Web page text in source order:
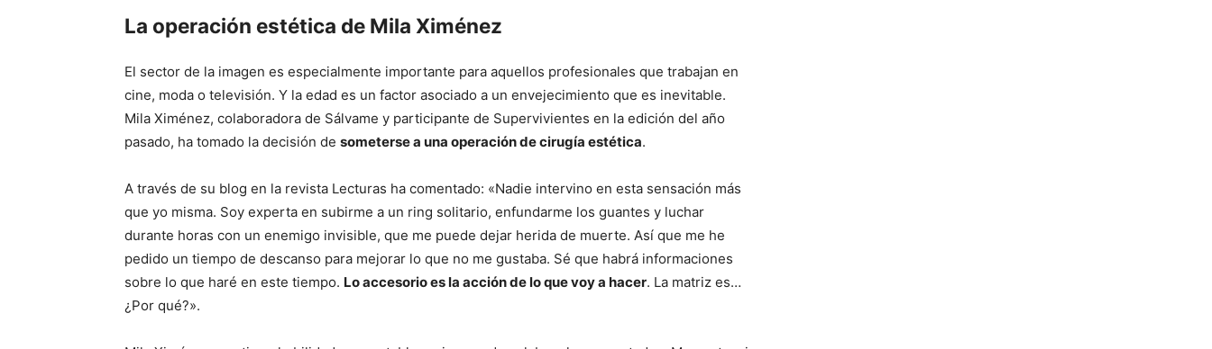
Mundo
La operación estética de Mila Ximénez
El sector de la imagen es especialmente importante para aquellos profesionales que trabajan en
cine, moda o televisión. Y la edad es un factor asociado a un envejecimiento que es inevitable.
Mila Ximénez, colaboradora de Sálvame y participante de Supervivientes en la edición del año
pasado, ha tomado la decisión de someterse a una operación de cirugía estética.
A través de su blog en la revista Lecturas ha comentado: «Nadie intervino en esta sensación más
que yo misma. Soy experta en subirme a un ring solitario, enfundarme los guantes y luchar
durante horas con un enemigo invisible, que me puede dejar herida de muerte. Así que me he
pedido un tiempo de descanso para mejorar lo que no me gustaba. Sé que habrá informaciones
sobre lo que haré en este tiempo. Lo accesorio es la acción de lo que voy a hacer. La matriz es…
¿Por qué?».